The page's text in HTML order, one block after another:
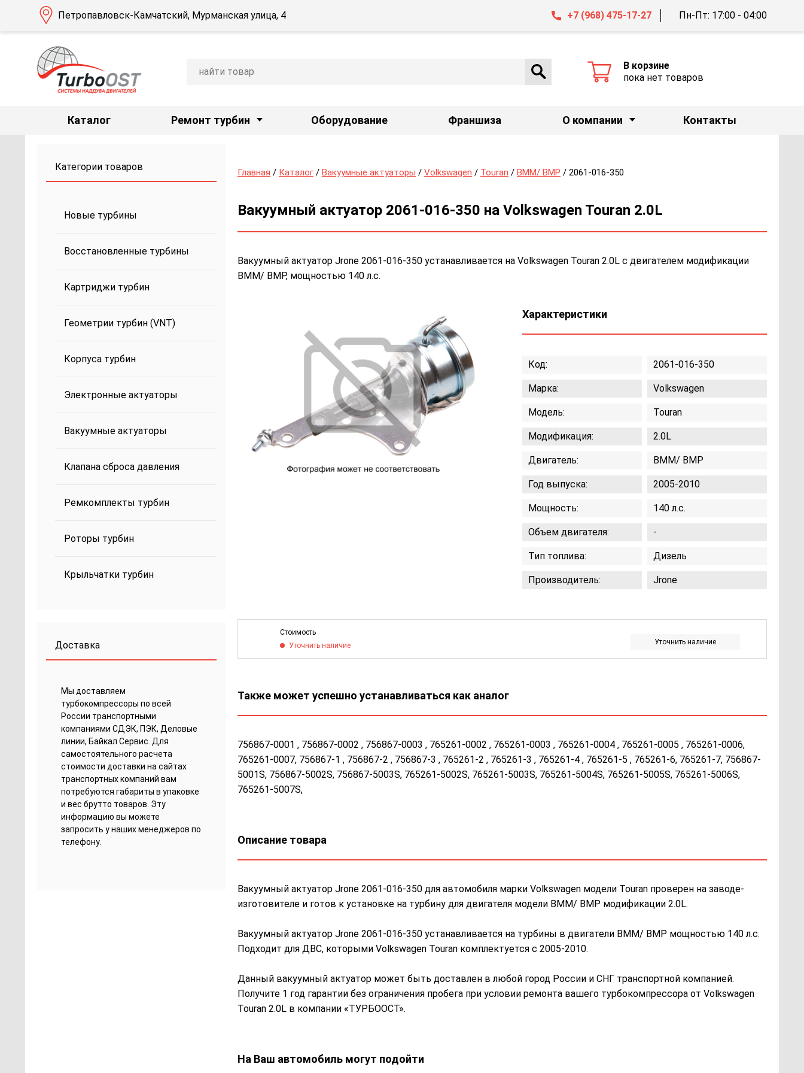
Каталог Ремонт турбин Оборудование Франшиза О компании Контакты
Петропавловск-Камчатский, Мурманская улица, 4 +7 (968) 475-17-27 Пн-Пт: 17:00 - 04:00
В корзине
пока нет товаров
Категории товаров
Новые турбины
Восстановленные турбины
Картриджи турбин
Геометрии турбин (VNT)
Корпуса турбин
Электронные актуаторы
Вакуумные актуаторы
Клапана сброса давления
Ремкомплекты турбин
Роторы турбин
Крыльчатки турбин
Доставка
Мы доставляем
турбокомпрессоры по всей
России транспортными
компаниями СДЭК, ПЭК, Деловые
линии, Байкал Сервис. Для
самостоятельного расчета
стоимости доставки на сайтах
транспортных компаний вам
потребуются габариты в упаковке
и вес брутто товаров. Эту
информацию вы можете
запросить у наших менеджеров по
телефону.
Главная / Каталог / Вакуумные актуаторы / Volkswagen / Touran / BMM/ BMP / 2061-016-350
Вакуумный актуатор 2061-016-350 на Volkswagen Touran 2.0L
Вакуумный актуатор Jrone 2061-016-350 устанавливается на Volkswagen Touran 2.0L с двигателем модификации
BMM/ BMP, мощностью 140 л.с.
Характеристики
Код: 2061-016-350
Марка: Volkswagen
Модель: Touran
Модификация: 2.0L
Двигатель: BMM/ BMP
Год выпуска: 2005-2010
Мощность: 140 л.с.
Объем двигателя: -
Тип топлива: Дизель
Производитель: Jrone
Стоимость
Уточнить наличие
Уточнить наличие
Также может успешно устанавливаться как аналог
756867-0001 , 756867-0002 , 756867-0003 , 765261-0002 , 765261-0003 , 765261-0004 , 765261-0005 , 765261-0006,
765261-0007, 756867-1 , 756867-2 , 756867-3 , 765261-2 , 765261-3 , 765261-4 , 765261-5 , 765261-6, 765261-7, 756867-
5001S, 756867-5002S, 756867-5003S, 765261-5002S, 765261-5003S, 765261-5004S, 765261-5005S, 765261-5006S,
765261-5007S,
Описание товара
Вакуумный актуатор Jrone 2061-016-350 для автомобиля марки Volkswagen модели Touran проверен на заводе-
изготовителе и готов к установке на турбину для двигателя модели BMM/ BMP модификации 2.0L.
Вакуумный актуатор Jrone 2061-016-350 устанавливается на турбины в двигатели BMM/ BMP мощностью 140 л.с.
Подходит для ДВС, которыми Volkswagen Touran комплектуется с 2005-2010.
Данный вакуумный актуатор может быть доставлен в любой город России и СНГ транспортной компанией.
Получите 1 год гарантии без ограничения пробега при условии ремонта вашего турбокомпрессора от Volkswagen
Touran 2.0L в компании «ТУРБООСТ».
На Ваш автомобиль могут подойти